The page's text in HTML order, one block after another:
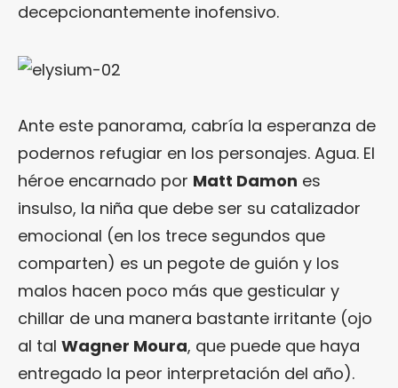
decepcionantemente inofensivo.
Ante este panorama, cabría la esperanza de
podernos refugiar en los personajes. Agua. El
héroe encarnado por Matt Damon es
insulso, la niña que debe ser su catalizador
emocional (en los trece segundos que
comparten) es un pegote de guión y los
malos hacen poco más que gesticular y
chillar de una manera bastante irritante (ojo
al tal Wagner Moura, que puede que haya
entregado la peor interpretación del año).